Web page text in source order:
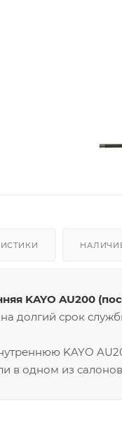
KAYO AU200
долгий срок
KAYO
в одном из